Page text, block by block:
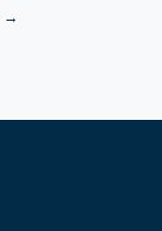
→